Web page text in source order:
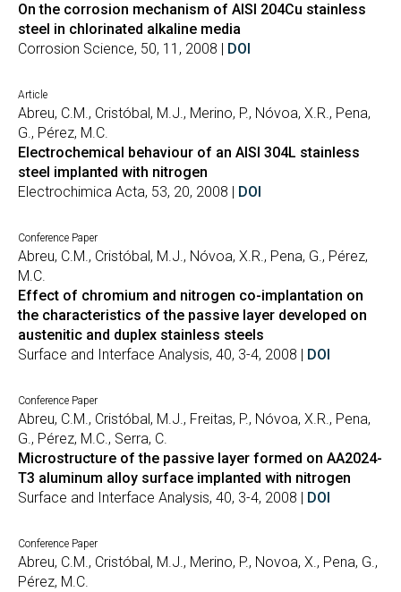
On the corrosion mechanism of AISI 204Cu stainless
steel in chlorinated alkaline media
Corrosion Science, 50, 11, 2008 | DOI
Article
Abreu, C.M., Cristóbal, M.J., Merino, P., Nóvoa, X.R., Pena,
G., Pérez, M.C.
Electrochemical behaviour of an AISI 304L stainless
steel implanted with nitrogen
Electrochimica Acta, 53, 20, 2008 | DOI
Conference Paper
Abreu, C.M., Cristóbal, M.J., Nóvoa, X.R., Pena, G., Pérez,
M.C.
Effect of chromium and nitrogen co-implantation on
the characteristics of the passive layer developed on
austenitic and duplex stainless steels
Surface and Interface Analysis, 40, 3-4, 2008 | DOI
Conference Paper
Abreu, C.M., Cristóbal, M.J., Freitas, P., Nóvoa, X.R., Pena,
G., Pérez, M.C., Serra, C.
Microstructure of the passive layer formed on AA2024-
T3 aluminum alloy surface implanted with nitrogen
Surface and Interface Analysis, 40, 3-4, 2008 | DOI
Conference Paper
Abreu, C.M., Cristóbal, M.J., Merino, P., Novoa, X., Pena, G.,
Pérez, M.C.